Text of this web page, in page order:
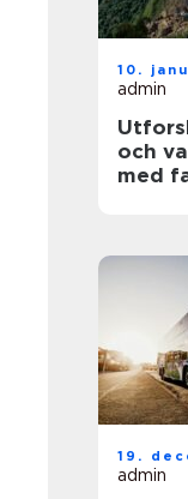
10.
admin
och
med
19.
admin